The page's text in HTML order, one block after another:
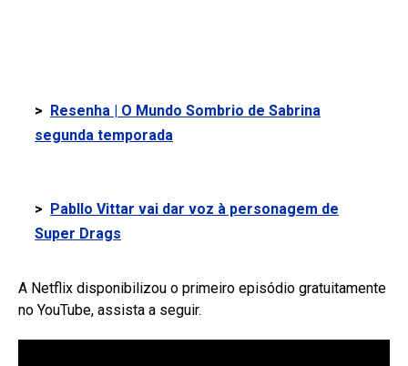
> Resenha | O Mundo Sombrio de Sabrina
segunda temporada
> Pabllo Vittar vai dar voz à personagem de
Super Drags
A Netflix disponibilizou o primeiro episódio gratuitamente
no YouTube, assista a seguir.